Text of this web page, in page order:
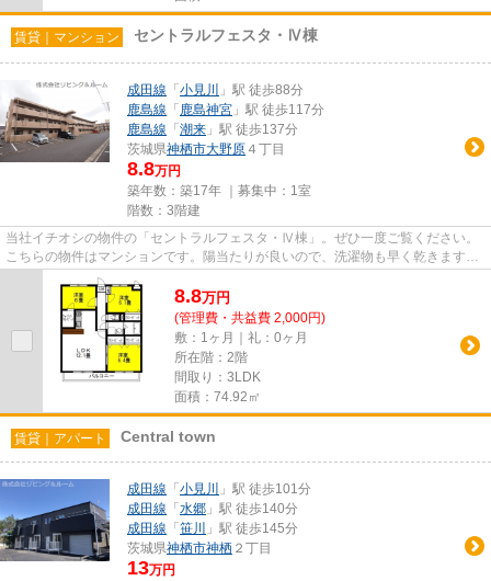
賃貸｜マンション セントラルフェスタ・Ⅳ棟
成田線 「 小見川
」駅 徒歩88分
鹿島線 「 鹿島神宮 」駅 徒歩117分
鹿島線 「 潮来 」駅 徒歩137分
茨城県神栖市大野原 ４丁目
8.8万円
築年数：築17年 ｜募集中： 1室
階数：3階建
当社イチオシの物件の「セントラルフェスタ・Ⅳ棟」。ぜひ一度ご覧ください。
こちらの物件はマンションです。陽当たりが良いので、洗濯物も早く乾きます。
眺めの良い物件です。こちら神...
8.8万円
(管理費・共益費 2,000円)
敷：1ヶ月｜礼：0ヶ月
所在階：2階
間取り：3LDK
面積：74.92㎡
賃貸｜アパート Central town
成田線 「 小見川
」駅 徒歩101分
成田線 「 水郷 」駅 徒歩140分
成田線 「 笹川
」駅 徒歩145分
茨城県神栖市神栖 ２丁目
13万円